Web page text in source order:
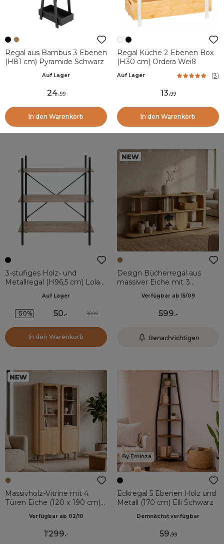
Regal aus Bambus 3 Ebenen
(H81 cm) Pyramide Schwarz
Auf Lager
24.99
In den Warenkorb
Regal Küche 2 Ebenen Box
(H30 cm) Ordera Weiß
Auf Lager (3)
13.99
In den Warenkorb
3-stufiges Holz- und
Metallregal (H96,5 cm) Lola
Auf Lager
-50% 50.- 99.99
In den Warenkorb
Design Bücherregal aus
massiver Eiche mit 3
Regalen (200 x 66 cm) Kest
NaturfarbenVerfügbar ab 15/09
599.-
Benachrichtigen
Massivholz-Vitrine mit 4
Türen Eiche (120 x 190 cm)
Oakland Naturfarben
Verfügbar ab 02/10
1’299.-
By Eminza
Eckregal 5 Ebenen Holz und
Metall (170 cm) Elli Schwarz
Demnächst verfügbar
59.99